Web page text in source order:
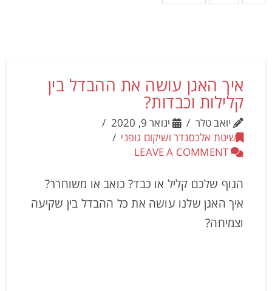
איך האגן עושה את ההבדל בין
קלילות וכבדות?
יואב טלר
ינואר 9, 2020
שיטת אלכסנדר ושיקום גופני
LEAVE A COMMENT
הגוף שלכם קליל או כבד? כואב או משוחרר?
איך האגן שלנו עושה את כל ההבדל בין שקיעה
וצמיחה?